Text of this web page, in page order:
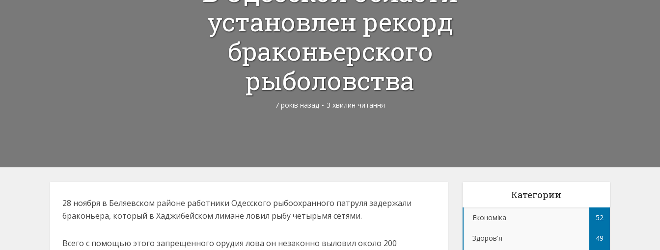
установлен рекорд
браконьерского
рыболовства
7 років назад 3 хвилин читання
28 ноября в Беляевском районе работники Одесского рыбоохранного патруля задержали
браконьера, который в Хаджибейском лимане ловил рыбу четырьмя сетями.
Всего с помощью этого запрещенного орудия лова он незаконно выловил около 200
Категории
Економіка 52
Здоров'я 49